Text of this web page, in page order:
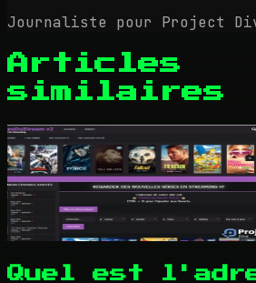
Journaliste pour Project
Articles
similaires
Quel est